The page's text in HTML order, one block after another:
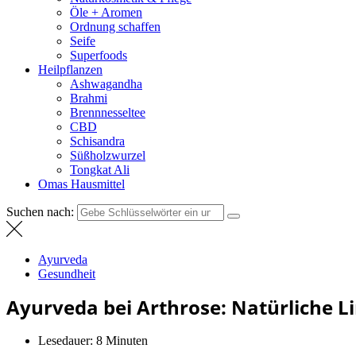
Öle + Aromen
Ordnung schaffen
Seife
Superfoods
Heilpflanzen
Ashwagandha
Brahmi
Brennnesseltee
CBD
Schisandra
Süßholzwurzel
Tongkat Ali
Omas Hausmittel
Suchen nach:
Ayurveda
Gesundheit
Ayurveda bei Arthrose: Natürliche
Lesedauer: 8 Minuten